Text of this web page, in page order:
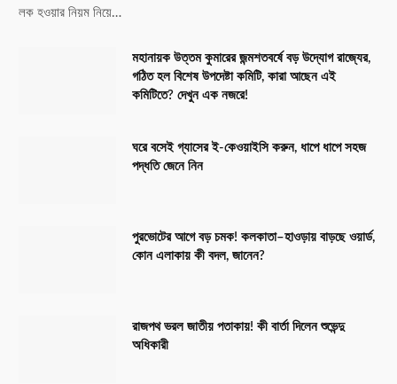
লক হওয়ার নিয়ম নিয়ে…
মহানায়ক উত্তম কুমারের জন্মশতবর্ষে বড় উদ্যোগ রাজ্যের,
গঠিত হল বিশেষ উপদেষ্টা কমিটি, কারা আছেন এই
কমিটিতে? দেখুন এক নজরে!
ঘরে বসেই গ্যাসের ই-কেওয়াইসি করুন, ধাপে ধাপে সহজ
পদ্ধতি জেনে নিন
পুরভোটের আগে বড় চমক! কলকাতা–হাওড়ায় বাড়ছে ওয়ার্ড,
কোন এলাকায় কী বদল, জানেন?
রাজপথ ভরল জাতীয় পতাকায়! কী বার্তা দিলেন শুভেন্দু
অধিকারী